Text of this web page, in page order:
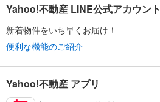
Yahoo!不動産 LINE公式アカウント
新着物件をいち早くお届け！
便利な機能のご紹介
Yahoo!不動産 アプリ